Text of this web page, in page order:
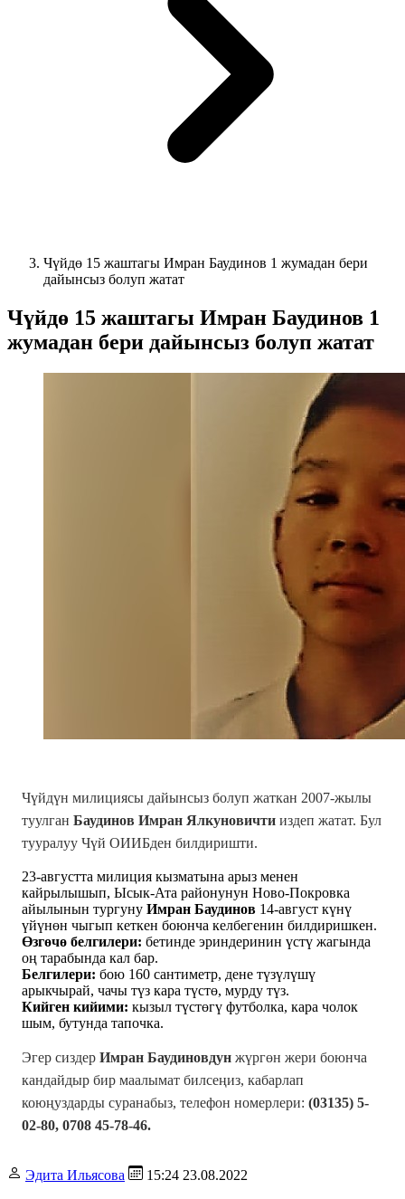
Чүйдө 15 жаштагы Имран Баудинов 1 жумадан бери
дайынсыз болуп жатат
Чүйдө 15 жаштагы Имран Баудинов 1
жумадан бери дайынсыз болуп жатат
Чүйдүн милициясы дайынсыз болуп жаткан 2007-жылы
туулган Баудинов Имран Ялкуновичти издеп жатат. Бул
тууралуу Чүй ОИИБден билдиришти.
23-августта милиция кызматына арыз менен
кайрылышып, Ысык-Ата районунун Ново-Покровка
айылынын тургуну Имран Баудинов 14-август күнү
үйүнөн чыгып кеткен боюнча келбегенин билдиришкен.
Өзгөчө белгилери: бетинде эриндеринин үстү жагында
оң тарабында кал бар.
Белгилери: бою 160 сантиметр, дене түзүлүшү
арыкчырай, чачы түз кара түстө, мурду түз.
Кийген кийими: кызыл түстөгү футболка, кара чолок
шым, бутунда тапочка.
Эгер сиздер Имран Баудиновдун жүргөн жери боюнча
кандайдыр бир маалымат билсеңиз, кабарлап
коюңуздарды суранабыз, телефон номерлери: (03135) 5-
02-80, 0708 45-78-46.
Эдита Ильясова 15:24 23.08.2022